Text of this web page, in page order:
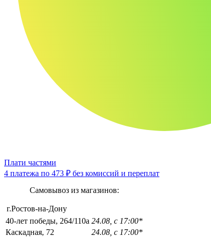
Плати частями
4 платежа по 473 ₽ без комиссий и переплат
Самовывоз из магазинов:
г.Ростов-на-Дону
40-лет победы, 264/110а 24.08, с 17:00*
Каскадная, 72
24.08, с 17:00*